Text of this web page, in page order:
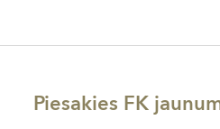
Piesakies FK